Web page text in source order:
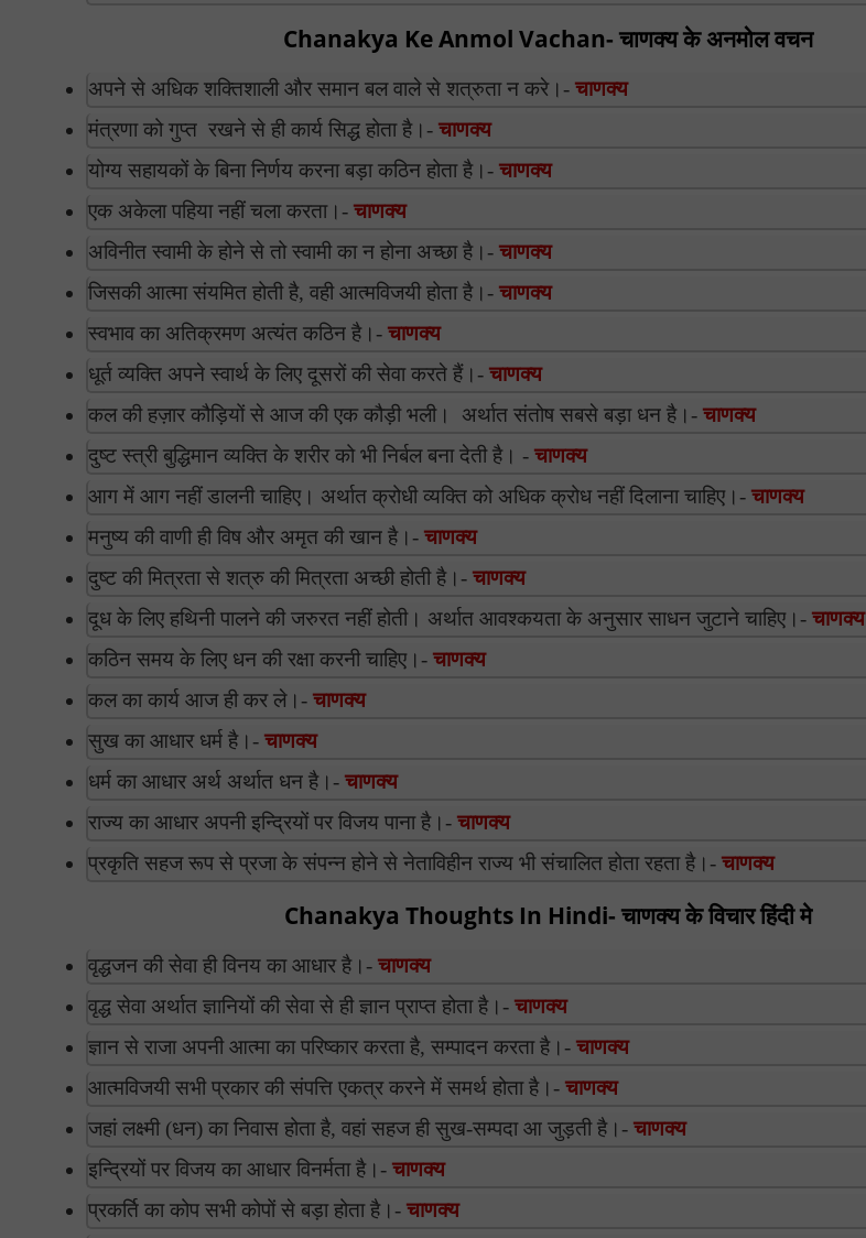
Chanakya Ke Anmol Vachan- चाणक्य के अनमोल वचन
अपने से अधिक शक्तिशाली और समान बल वाले से शत्रुता न करे।- चाणक्य
मंत्रणा को गुप्त रखने से ही कार्य सिद्ध होता है।- चाणक्य
योग्य सहायकों के बिना निर्णय करना बड़ा कठिन होता है।- चाणक्य
एक अकेला पहिया नहीं चला करता।- चाणक्य
अविनीत स्वामी के होने से तो स्वामी का न होना अच्छा है।- चाणक्य
जिसकी आत्मा संयमित होती है, वही आत्मविजयी होता है।- चाणक्य
स्वभाव का अतिक्रमण अत्यंत कठिन है।- चाणक्य
धूर्त व्यक्ति अपने स्वार्थ के लिए दूसरों की सेवा करते हैं।- चाणक्य
कल की हज़ार कौड़ियों से आज की एक कौड़ी भली। अर्थात संतोष सबसे बड़ा धन है।- चाणक्य
दुष्ट स्त्री बुद्धिमान व्यक्ति के शरीर को भी निर्बल बना देती है। - चाणक्य
आग में आग नहीं डालनी चाहिए। अर्थात क्रोधी व्यक्ति को अधिक क्रोध नहीं दिलाना चाहिए।- चाणक्य
मनुष्य की वाणी ही विष और अमृत की खान है।- चाणक्य
दुष्ट की मित्रता से शत्रु की मित्रता अच्छी होती है।- चाणक्य
दूध के लिए हथिनी पालने की जरुरत नहीं होती। अर्थात आवश्कयता के अनुसार साधन जुटाने चाहिए।- चाणक्य
कठिन समय के लिए धन की रक्षा करनी चाहिए।- चाणक्य
कल का कार्य आज ही कर ले।- चाणक्य
सुख का आधार धर्म है।- चाणक्य
धर्म का आधार अर्थ अर्थात धन है।- चाणक्य
राज्य का आधार अपनी इन्द्रियों पर विजय पाना है।- चाणक्य
प्रकृति सहज रूप से प्रजा के संपन्न होने से नेताविहीन राज्य भी संचालित होता रहता है।- चाणक्य
Chanakya Thoughts In Hindi- चाणक्य के विचार हिंदी मे
वृद्धजन की सेवा ही विनय का आधार है।- चाणक्य
वृद्ध सेवा अर्थात ज्ञानियों की सेवा से ही ज्ञान प्राप्त होता है।- चाणक्य
ज्ञान से राजा अपनी आत्मा का परिष्कार करता है, सम्पादन करता है।- चाणक्य
आत्मविजयी सभी प्रकार की संपत्ति एकत्र करने में समर्थ होता है।- चाणक्य
जहां लक्ष्मी (धन) का निवास होता है, वहां सहज ही सुख-सम्पदा आ जुड़ती है।- चाणक्य
इन्द्रियों पर विजय का आधार विनर्मता है।- चाणक्य
प्रकर्ति का कोप सभी कोपों से बड़ा होता है।- चाणक्य